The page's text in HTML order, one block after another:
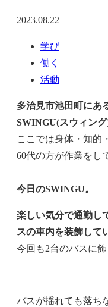
2023.08.22
学び
働く
活動
多治見市池田町にあ
SWINGU(スウィング)
ここでは身体・知的
60代の方が作業をし
今日のSWINGU。
楽しい気分で通勤し
スの車内を装飾して
今回も2台のバスに飾
バスが揺れても落ち